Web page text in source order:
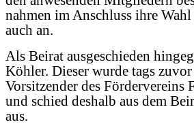
nahmen im Anschluss ihre
auch an.
Als Beirat ausgeschieden
Köhler. Dieser wurde tags
Vorsitzender des Fördervereins
und schied deshalb aus dem
aus.